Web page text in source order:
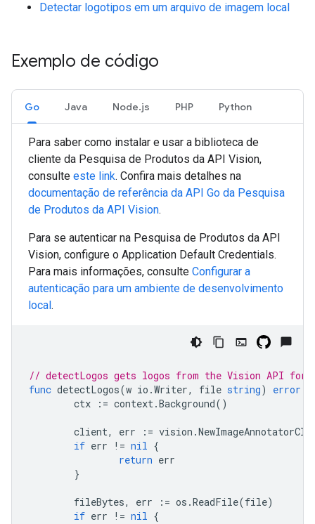
Detectar logotipos em um arquivo de imagem local
Exemplo de código
Go Java Node.js PHP Python
Para saber como instalar e usar a biblioteca de
cliente da Pesquisa de Produtos da API Vision,
consulte este link. Confira mais detalhes na
documentação de referência da API Go da Pesquisa
de Produtos da API Vision.
Para se autenticar na Pesquisa de Produtos da API
Vision, configure o Application Default Credentials.
Para mais informações, consulte Configurar a
autenticação para um ambiente de desenvolvimento
local.
// detectLogos gets logos from the Vision API
func detectLogos(w io .Writer, file string) error
ctx
:= context.Background()
client, err := vision .
if err != nil {
return err
}
fileBytes, err := os .ReadFile(file)
if err != nil {